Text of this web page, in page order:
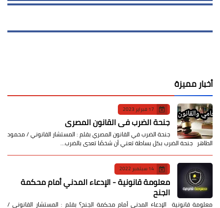
أخبار مميزة
17 فبراير 2023
جنحة الضرب في القانون المصري
جنحة الضرب في القانون المصري بقلم : المستشار القانوني / محمود
الطاهر جنحة الضرب بكل بساطة تعني أن شخصًا تعدى بالضرب…
14 سبتمبر 2022
معلومة قانونية - الإدعاء المدني أمام محكمة
الجنح
معلومة قانونية الإدعاء المدني أمام محكمة الجنح؟ بقلم : المستشار القانوني /